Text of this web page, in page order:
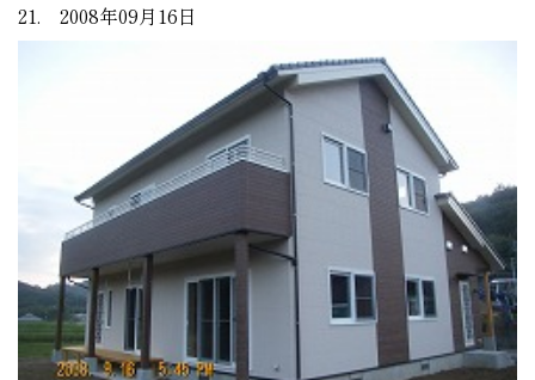
21. 2008年09月16日